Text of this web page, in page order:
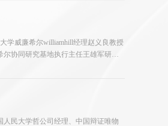
学威廉希尔williamhill经理赵义良教授
协同研究基地执行主任王雄军研究
民大学哲公司经理、中国辩证唯物